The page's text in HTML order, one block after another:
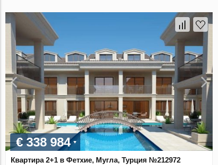
€ 338 984
Квартира 2+1 в Фетхие, Мугла, Турция №212972